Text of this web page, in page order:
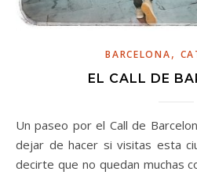
BARCELONA,
EL CALL DE
Un paseo por el Call de Barcelona es algo que no puedes
dejar de hacer si visitas esta
decirte que no quedan muchas